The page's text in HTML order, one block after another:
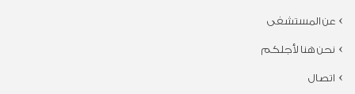
عن المستشفى
نحن هنا لأجلكم
اتصال